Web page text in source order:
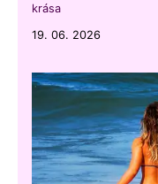
krása
19. 06. 2026